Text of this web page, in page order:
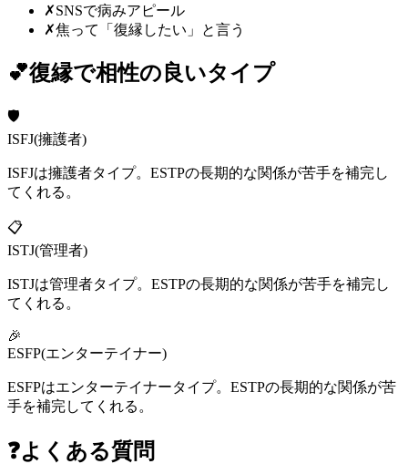
✗SNSで病みアピール
✗焦って「復縁したい」と言う
💕復縁で相性の良いタイプ
🛡️
ISFJ(擁護者)
ISFJは擁護者タイプ。ESTPの長期的な関係が苦手を補完し
てくれる。
📋
ISTJ(管理者)
ISTJは管理者タイプ。ESTPの長期的な関係が苦手を補完し
てくれる。
🎉
ESFP(エンターテイナー)
ESFPはエンターテイナータイプ。ESTPの長期的な関係が苦
手を補完してくれる。
❓よくある質問